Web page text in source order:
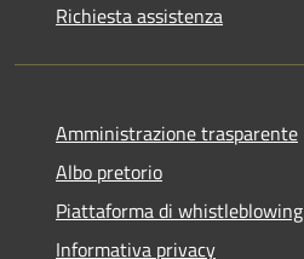
Richiesta assistenza
Amministrazione trasparente
Albo pretorio
Piattaforma di whistleblowing
Informativa privacy